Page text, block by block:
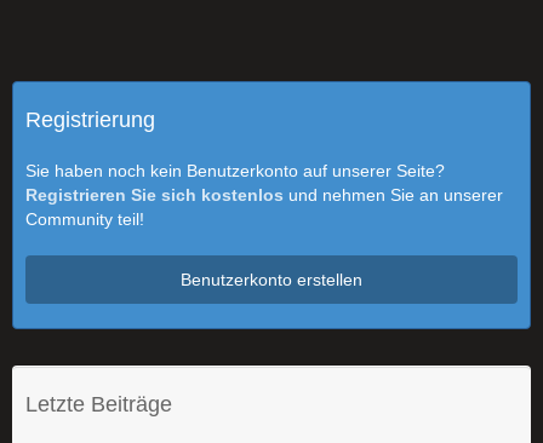
Registrierung
Sie haben noch kein Benutzerkonto auf unserer Seite?
Registrieren Sie sich kostenlos und nehmen Sie an unserer
Community teil!
Benutzerkonto erstellen
Letzte Beiträge